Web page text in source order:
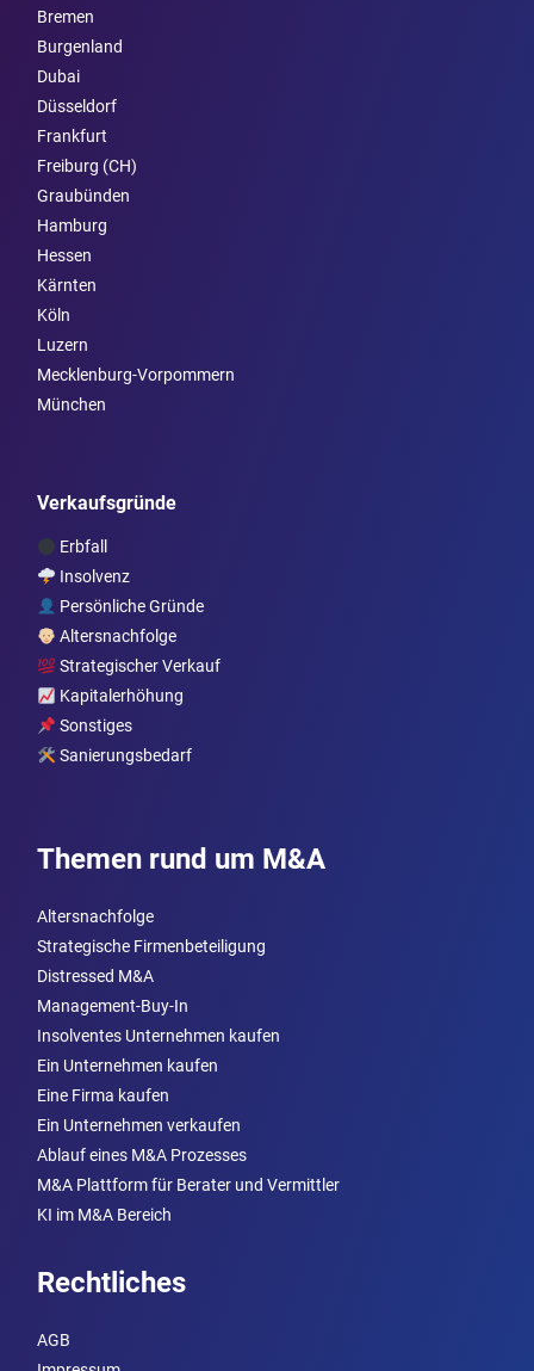
Bremen
Burgen­land
Dubai
Düsseldorf
Frankfurt
Freiburg (CH)
Graubünden
Hamburg
Hessen
Kärnten
Köln
Luzern
Mecklenburg-Vorpommern
München
Verkaufsgründe
Erbfall
Insolvenz
Persönliche Gründe
Altersnachfolge
Strategischer Verkauf
Kapitalerhöhung
Sonstiges
Sanierungsbedarf
Themen rund um M&A
Altersnachfolge
Strategische Firmenbeteiligung
Distressed M&A
Management-Buy-In
Insolventes Unternehmen kaufen
Ein Unternehmen kaufen
Eine Firma kaufen
Ein Unternehmen verkaufen
Ablauf eines M&A Prozesses
M&A Plattform für Berater und Vermittler
KI im M&A Bereich
Rechtliches
AGB